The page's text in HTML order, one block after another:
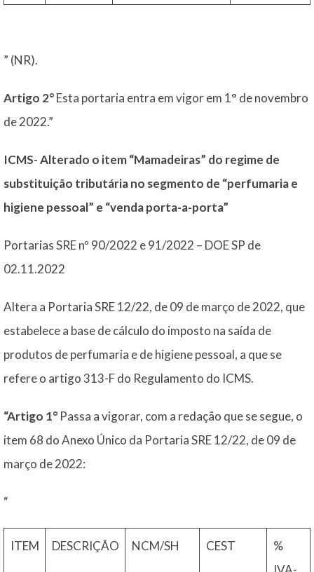
” (NR).
Artigo 2°Esta portaria entra em vigor em 1° de novembro
de 2022.”
ICMS- Alterado o item “Mamadeiras” do regime de
substituição tributária no segmento de “perfumaria e
higiene pessoal” e “venda porta-a-porta”
Portarias SRE nº 90/2022 e 91/2022 – DOE SP de
02.11.2022
Altera a Portaria SRE 12/22, de 09 de março de 2022, que
estabelece a base de cálculo do imposto na saída de
produtos de perfumaria e de higiene pessoal, a que se
refere o artigo 313-F do Regulamento do ICMS.
“Artigo 1° Passa a vigorar, com a redação que se segue, o
item 68 do Anexo Único da Portaria SRE 12/22, de 09 de
março de 2022:
“
ITEM DESCRIÇÃO NCM/SH CEST
%